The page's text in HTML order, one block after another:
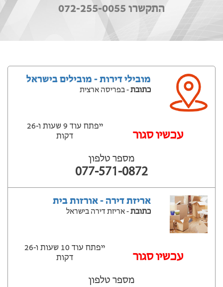
התקשרו 072-255-0055
מובילי דירות - מובילים בישראל
כתובת- בפריסה ארצית
עכשיו סגור
ייפתח עוד 9 שעות ‫ו-26
דקות
מספר טלפון
077-571-0872
אריזת דירה - אורזות בית
כתובת- אריזת דירה בישראל
עכשיו סגור
ייפתח עוד 10 שעות ‫ו-26
דקות
מספר טלפון